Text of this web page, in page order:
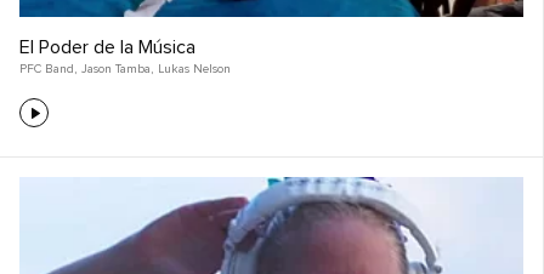
El Poder de la Música
PFC Band , Jason Tamba , Lukas Nelson